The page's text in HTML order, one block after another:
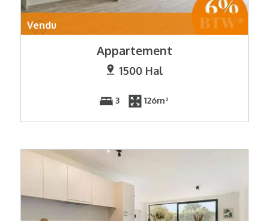
Vendu
Appartement
1500 Hal
3 126m²